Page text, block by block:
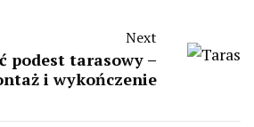
Next
podest tarasowy –
i wykończenie